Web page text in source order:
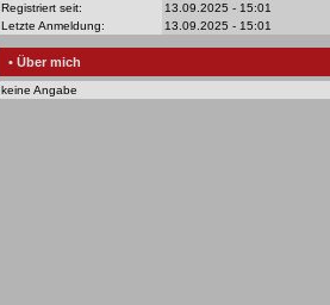
Registriert seit:
13.09.2025 - 15:01
Letzte Anmeldung:
13.09.2025 - 15:01
• Über mich
keine Angabe